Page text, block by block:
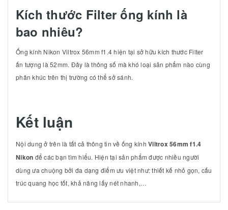
Kích thước Filter ống kính là
bao nhiêu?
Ống kính Nikon Viltrox 56mm f1.4 hiện tại sở hữu kích thước Filter
ấn tượng là 52mm. Đây là thông số mà khó loại sản phẩm nào cùng
phân khúc trên thị trường có thể sở sánh.
Kết luận
Nội dung ở trên là tất cả thông tin về ống kính Viltrox 56mm f1.4
Nikon để các bạn tìm hiểu. Hiện tại sản phẩm được nhiều người
dùng ưa chuộng bởi đa dạng điểm ưu việt như: thiết kế nhỏ gọn, cấu
trúc quang học tốt, khả năng lấy nét nhanh,…